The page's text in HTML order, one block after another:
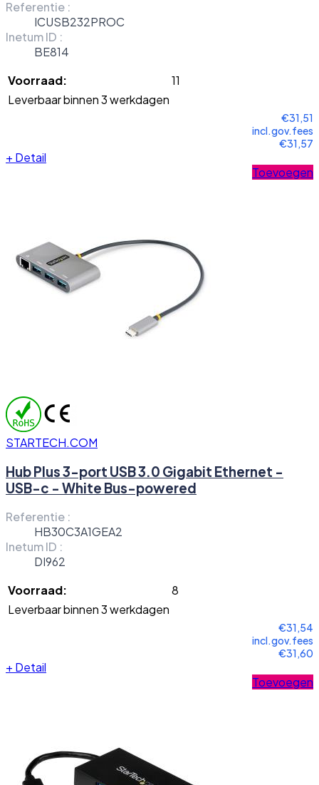
Referentie :
ICUSB232PROC
Inetum ID :
BE814
Voorraad:
11
Leverbaar binnen 3 werkdagen
€31,51
incl.gov.fees
€31,57
+ Detail
Toevoegen
STARTECH.COM
Hub Plus 3-port USB 3.0 Gigabit Ethernet -
USB-c - White Bus-powered
Referentie :
HB30C3A1GEA2
Inetum ID :
DI962
Voorraad:
8
Leverbaar binnen 3 werkdagen
€31,54
incl.gov.fees
€31,60
+ Detail
Toevoegen